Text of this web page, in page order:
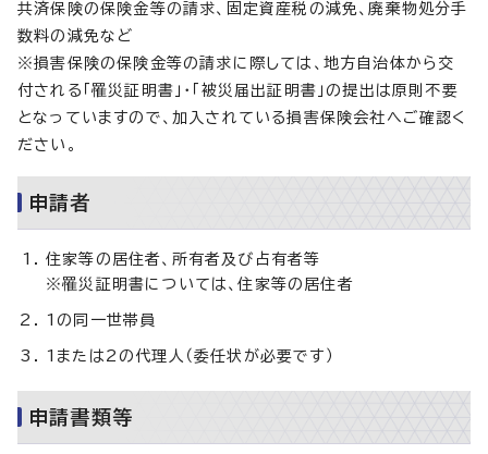
共済保険の保険金等の請求、固定資産税の減免、廃棄物処分手
数料の減免など
※損害保険の保険金等の請求に際しては、地方自治体から交
付される「罹災証明書」・「被災届出証明書」の提出は原則不要
となっていますので、加入されている損害保険会社へご確認く
ださい。
申請者
住家等の居住者、所有者及び占有者等
※罹災証明書については、住家等の居住者
1の同一世帯員
1または2の代理人（委任状が必要です）
申請書類等